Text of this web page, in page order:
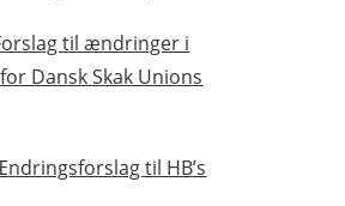
til ændringer i
Dansk Skak Unions
til HB’s